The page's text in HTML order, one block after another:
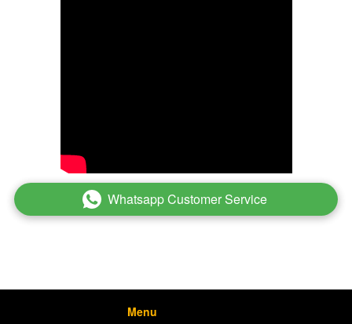
` Whatsapp Customer Service
Menu